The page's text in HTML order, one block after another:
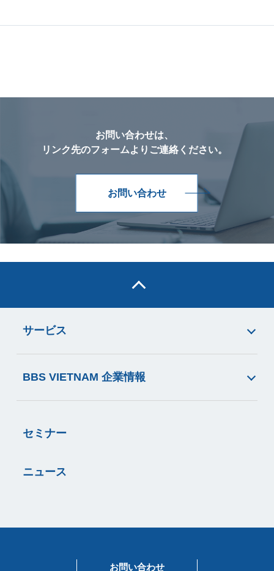
お問い合わせは、
リンク先のフォームよりご連絡ください。
お問い合わせ
サービス
BBS VIETNAM 企業情報
セミナー
ニュース
お問い合わせ